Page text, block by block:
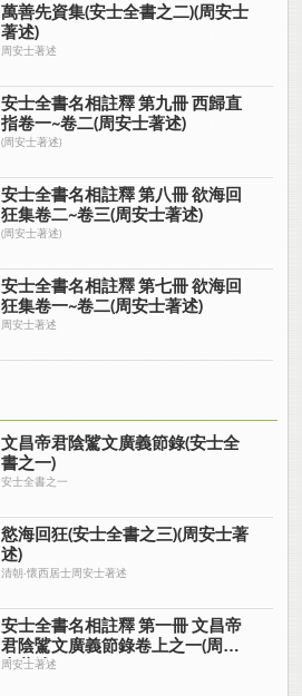
萬善先資集(安士全書之二)(周安士
著述)
周安士著述
安士全書名相註釋 第九冊 西歸直
指卷一~卷二(周安士著述)
(周安士著述)
安士全書名相註釋 第八冊 欲海回
狂集卷二~卷三(周安士著述)
(周安士著述)
安士全書名相註釋 第七冊 欲海回
狂集卷一~卷二(周安士著述)
周安士著述
文昌帝君陰騭文廣義節錄(安士全
書之一)
安士全書之一
慾海回狂(安士全書之三)(周安士著
述)
清朝‧懷西居士周安士著述
安士全書名相註釋 第一冊 文昌帝
君陰騭文廣義節錄卷上之一(周安
士著述)
周安士著述